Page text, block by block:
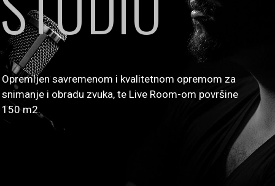
Opremljen savremenom i kvalitetnom opremom za
snimanje i obradu zvuka, te Live Room-om površine
150 m2.